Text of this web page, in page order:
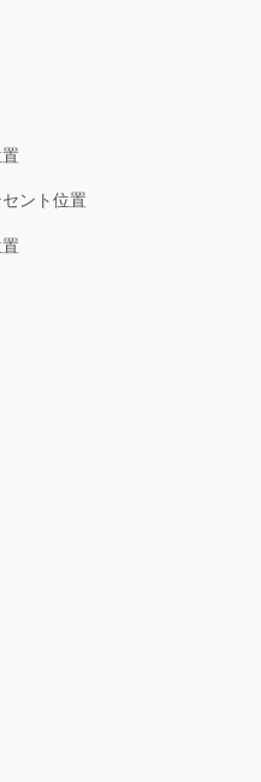
ント位置